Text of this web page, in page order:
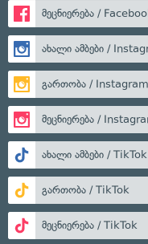
მეცნიერება /
ახალი ამბები /
გართობა / Instagram
მეცნიერება /
ახალი ამბები / TikTok
გართობა / TikTok
მეცნიერება / TikTok